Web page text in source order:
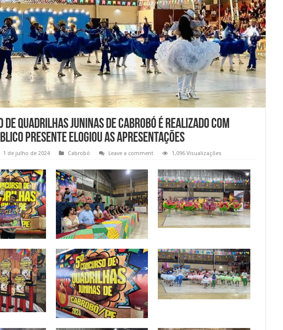
de Quadrilhas Juninas de Cabrobó é realizado com
presente elogiou as apresentações
1 de julho de 2024 Cabrobó Leave a comment 1,096 Visualizações